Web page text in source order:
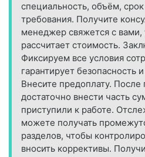
специальность, объём,
требования. Получите
менеджер свяжется с вами,
рассчитает стоимость.
Фиксируем все условия
гарантирует безопасность
Внесите предоплату. После
достаточно внести часть
приступили к работе.
можете получать
разделов, чтобы
вносить коррективы.